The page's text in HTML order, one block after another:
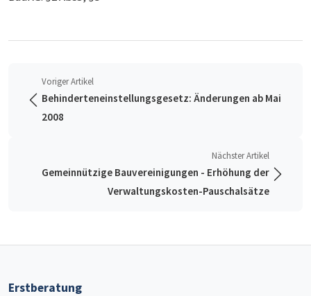
Voriger Artikel
Behinderteneinstellungsgesetz: Änderungen ab Mai
2008
Nächster Artikel
Gemeinnützige Bauvereinigungen - Erhöhung der
Verwaltungskosten-Pauschalsätze
Erstberatung